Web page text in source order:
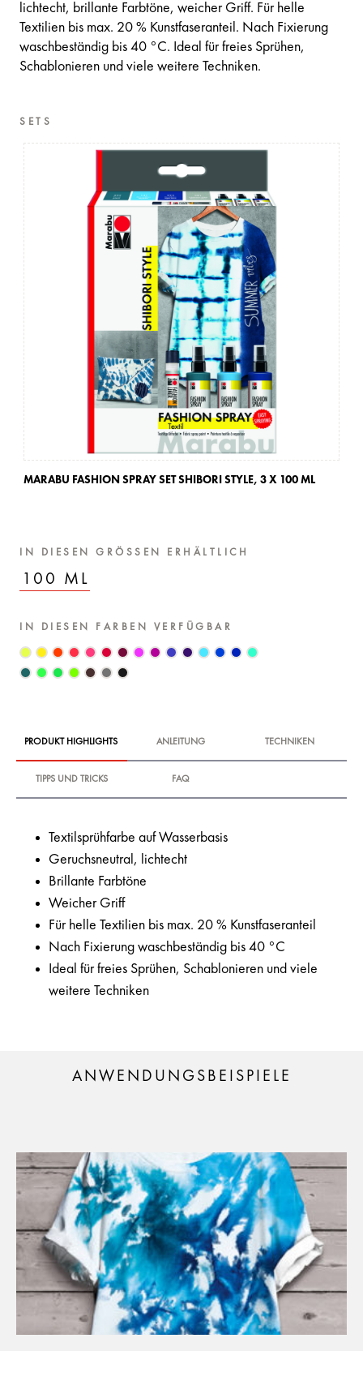
lichtecht, brillante Farbtöne, weicher Griff. Für helle
Textilien bis max. 20 % Kunstfaseranteil. Nach Fixierung
waschbeständig bis 40 °C. Ideal für freies Sprühen,
Schablonieren und viele weitere Techniken.
SETS
MARABU FASHION SPRAY SET SHIBORI STYLE, 3 X 100 ML
IN DIESEN GRÖSSEN ERHÄLTLICH
100 ML
IN DIESEN FARBEN VERFÜGBAR
PRODUKT HIGHLIGHTS ANLEITUNG TECHNIKEN
TIPPS UND TRICKS FAQ
Textilsprühfarbe auf Wasserbasis
Geruchsneutral, lichtecht
Brillante Farbtöne
Weicher Griff
Für helle Textilien bis max. 20 % Kunstfaseranteil
Nach Fixierung waschbeständig bis 40 °C
Ideal für freies Sprühen, Schablonieren und viele
weitere Techniken
ANWENDUNGSBEISPIELE